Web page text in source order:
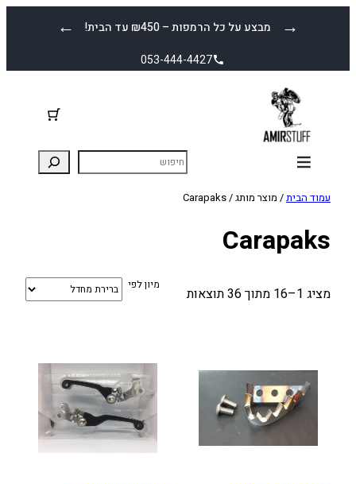
← מבצע על כל הרמפות – ₪450 עד הבית! →
053-444-4427
עמוד הבית/ מוצר מותג / Carapaks
Carapaks
מציג 1–16 מתוך 36 תוצאות מיון לפי